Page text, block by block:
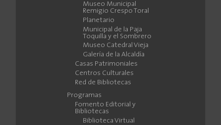
Museo Municipal
Remigio Crespo Toral
Planetario
Municipal de la Paja
Toquilla y el Sombrero
Museo Catedral Vieja
Galería de la Alcaldía
Casas Patrimoniales
Centros Culturales
Red de Bibliotecas
Programas
Fomento Editorial y
Bibliotecas
Biblioteca Virtual